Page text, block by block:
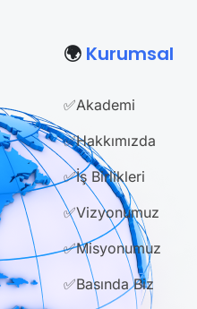
🌍 Kurumsal
✅Akademi
✅Hakkımızda
✅İş Birlikleri
✅Vizyonumuz
✅Misyonumuz
✅Basında Biz